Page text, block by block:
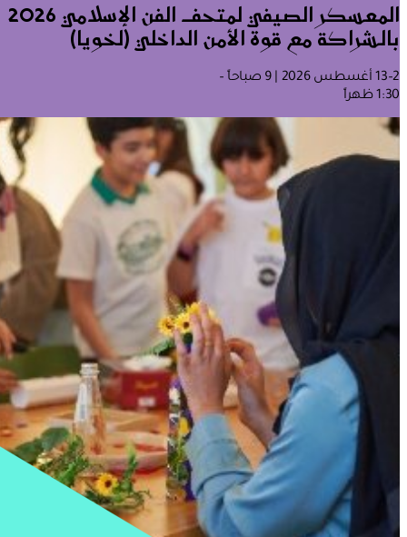
المعسكر الصيفي لمتحف الفن الإسلامي 2026
بالشراكة مع قوة الأمن الداخلي (لخويا)
2–13 أغسطس 2026 | 9 صباحاً –
1:30 ظهراً